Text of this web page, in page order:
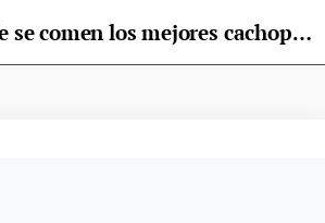
Ya se sabe dónde se comen los mejores cachopines de Llanera